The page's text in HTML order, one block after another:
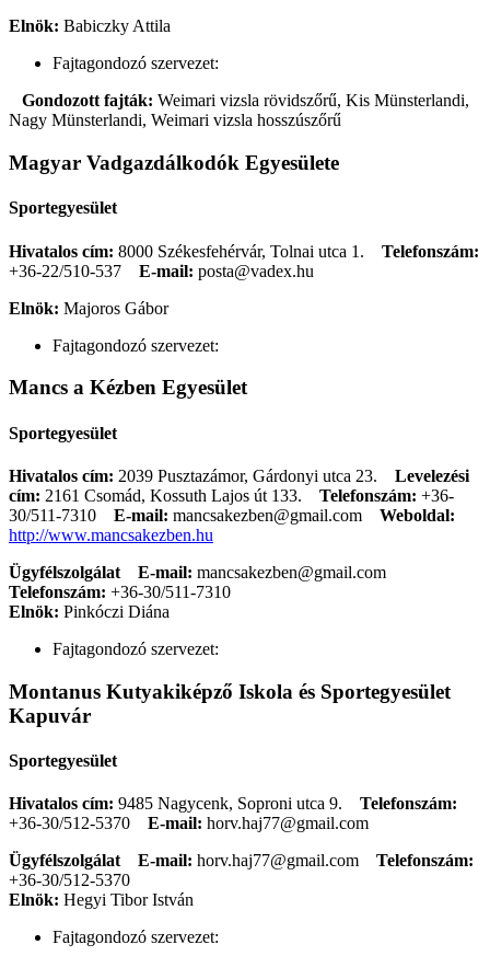
Elnök: Babiczky Attila
Fajtagondozó szervezet:
Gondozott fajták: Weimari vizsla rövidszőrű, Kis Münsterlandi,
Nagy Münsterlandi, Weimari vizsla hosszúszőrű
Magyar Vadgazdálkodók Egyesülete
Sportegyesület
Hivatalos cím: 8000 Székesfehérvár, Tolnai utca 1. Telefonszám:
+36-22/510-537
E-mail: posta@vadex.hu
Elnök: Majoros Gábor
Fajtagondozó szervezet:
Mancs a Kézben Egyesület
Sportegyesület
Hivatalos cím: 2039 Pusztazámor, Gárdonyi utca 23. Levelezési
cím: 2161 Csomád, Kossuth Lajos út 133. Telefonszám: +36-
30/511-7310
E-mail: mancsakezben@gmail.com
Weboldal:
http://www.mancsakezben.hu
Ügyfélszolgálat
E-mail: mancsakezben@gmail.com
Telefonszám: +36-30/511-7310
Elnök: Pinkóczi Diána
Fajtagondozó szervezet:
Montanus Kutyakiképző Iskola és Sportegyesület
Kapuvár
Sportegyesület
Hivatalos cím: 9485 Nagycenk, Soproni utca 9. Telefonszám:
+36-30/512-5370
E-mail: horv.haj77@gmail.com
Ügyfélszolgálat
E-mail: horv.haj77@gmail.com
Telefonszám:
+36-30/512-5370
Elnök: Hegyi Tibor István
Fajtagondozó szervezet: